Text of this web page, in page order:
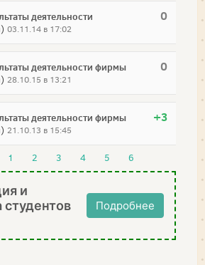
0
деятельности
03.11.14 в 17:02
0
деятельности фирмы
28.10.15 в 13:21
+3
деятельности фирмы
21.10.13 в 15:45
1 2 3 4 5 6
и
Подробнее